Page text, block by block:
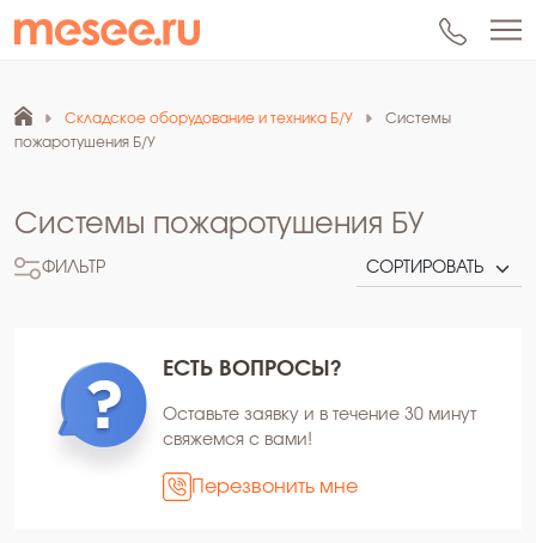
Складское оборудование и техника Б/У
Системы
пожаротушения Б/У
Системы пожаротушения БУ
ФИЛЬТР
ЕСТЬ ВОПРОСЫ?
Оставьте заявку и в течение 30 минут
свяжемся с вами!
Перезвонить мне